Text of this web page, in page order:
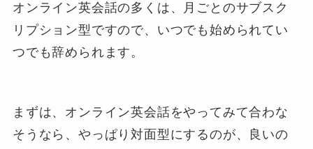
オンライン英会話の多くは、月ごとのサブスク
リプション型ですので、いつでも始められてい
つでも辞められます。
まずは、オンライン英会話をやってみて合わな
そうなら、やっぱり対面型にするのが、良いの